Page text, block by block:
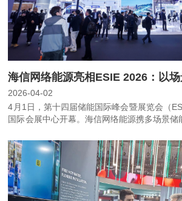
2026-04-02
4月1日，第十四届储能国际峰会暨展览会（
国际会展中心开幕。海信网络能源携多场景储
向，系统展示储能热管理领域的技术布局与场